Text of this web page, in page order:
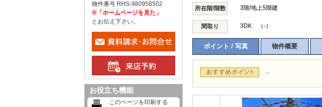
所在階/階数 3階/地上5階建
間取り 3DK （-）
ポイント / 写真 物件概要
-
物件番号 RHS-980958502
※「ホームページを見た」
とお伝え下さい。
お役立ち機能
このページを印刷する